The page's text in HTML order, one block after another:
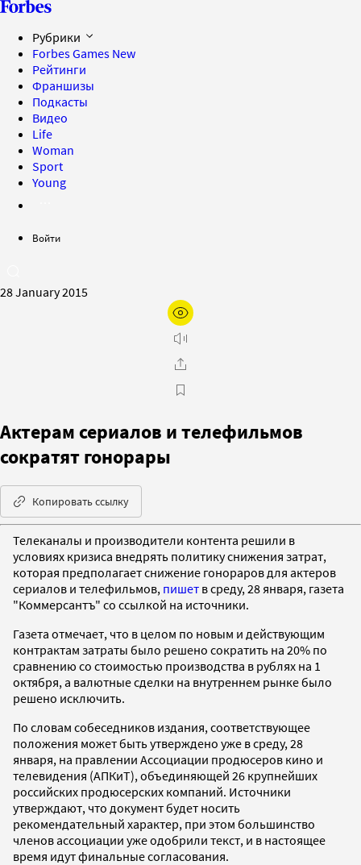
Рубрики
Forbes Games New
Рейтинги
Франшизы
Подкасты
Видео
Life
Woman
Sport
Young
Войти
28 January 2015
Актерам сериалов и телефильмов
сократят гонорары
Копировать ссылку
Телеканалы и производители контента решили в
условиях кризиса внедрять политику снижения затрат,
которая предполагает снижение гонораров для актеров
сериалов и телефильмов, пишет в среду, 28 января, газета
"Коммерсантъ" со ссылкой на источники.
Газета отмечает, что в целом по новым и действующим
контрактам затраты было решено сократить на 20% по
сравнению со стоимостью производства в рублях на 1
октября, а валютные сделки на внутреннем рынке было
решено исключить.
По словам собеседников издания, соответствующее
положения может быть утверждено уже в среду, 28
января, на правлении Ассоциации продюсеров кино и
телевидения (АПКиТ), объединяющей 26 крупнейших
российских продюсерских компаний. Источники
утверждают, что документ будет носить
рекомендательный характер, при этом большинство
членов ассоциации уже одобрили текст, и в настоящее
время идут финальные согласования.